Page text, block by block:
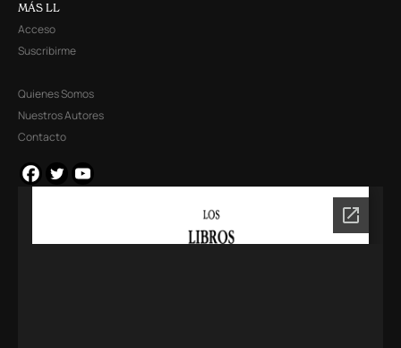
MÁS LL
Acceso
Suscribirme
Quienes Somos
Nuestros Autores
Contacto